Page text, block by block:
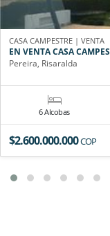
CASA CAMPESTRE | VENTA
EN VENTA CASA
Pereira, Risaralda
6 Alcobas
$2.600.000.000COP